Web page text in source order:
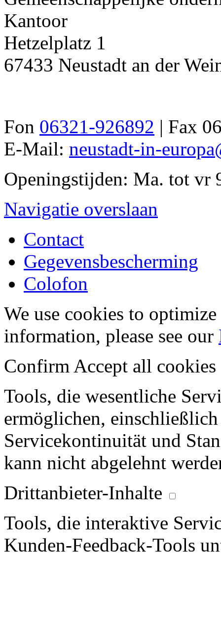
Kantoor
Hetzelplatz 1
67433 Neustadt an der
Fon 06321-926892 | Fax
E-Mail: neustadt-in-
Openingstijden: Ma. tot vr
Navigatie overslaan
Contact
Gegevensbescherming
Colofon
We use cookies to
information, please see our
Confirm Accept all cookies
Tools, die wesentliche
ermöglichen,
Servicekontinuität und
kann nicht abgelehnt
Drittanbieter-Inhalte
Tools, die interaktive
Kunden-Feedback-Tools